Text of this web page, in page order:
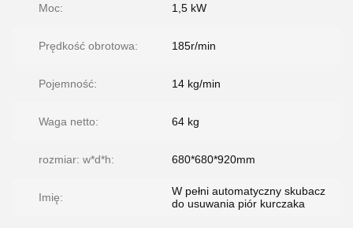
Moc: 1,5 kW
Prędkość obrotowa: 185r/min
Pojemność: 14 kg/min
Waga netto: 64 kg
rozmiar: w*d*h: 680*680*920mm
Imię:
W pełni automatyczny skubacz
do usuwania piór kurczaka